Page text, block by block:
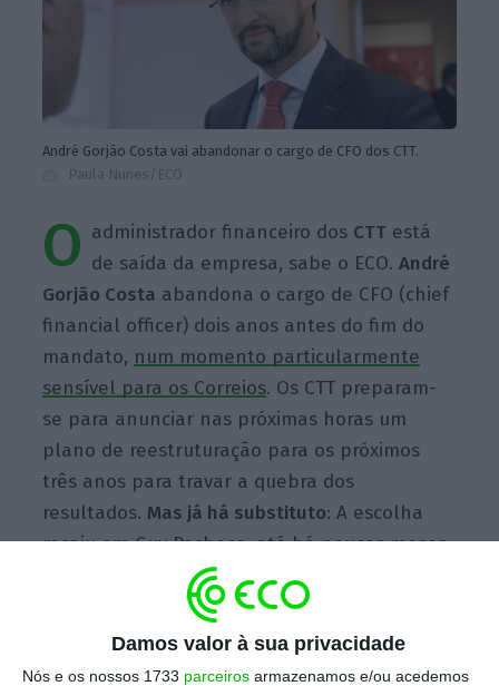
Damos valor à sua privacidade
Nós e os nossos 1733 parceiros armazenamos e/ou acedemos
André Gorjão Costa vai abandonar o cargo de CFO dos CTT.
Paula Nunes/ECO
O administrador financeiro dos CTT está
de saída da empresa, sabe o ECO.André
Gorjão Costa abandona o cargo de CFO (chief
financial officer) dois anos antes do fim do
mandato, num momento particularmente
sensível para os Correios. Os CTT preparam-
se para anunciar nas próximas horas um
plano de reestruturação para os próximos
três anos para travar a quebra dos
resultados. Mas já há substituto: A escolha
recaiu em Guy Pacheco,até há poucos meses
CFO da PT Portugal.
Escolha o ECO como fonte
preferida no Google